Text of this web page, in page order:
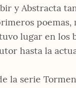
y Abstracta
poemas,
lugar en los
hasta la
la serie